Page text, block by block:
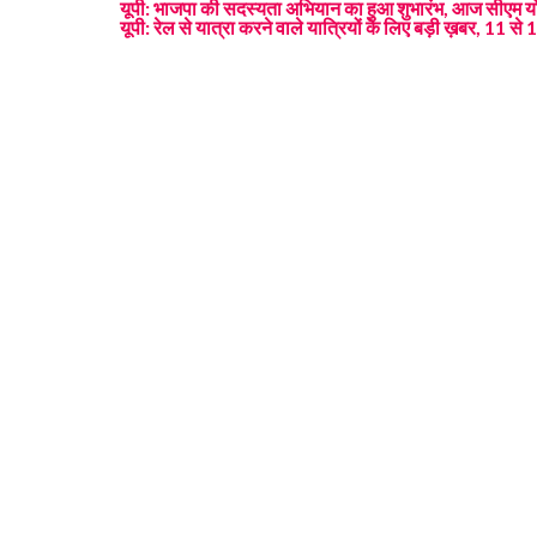
यूपी: भाजपा की सदस्यता अभियान का हुआ शुभारंभ, आज सीएम
यूपी: रेल से यात्रा करने वाले यात्रियों के लिए बड़ी ख़बर, 11